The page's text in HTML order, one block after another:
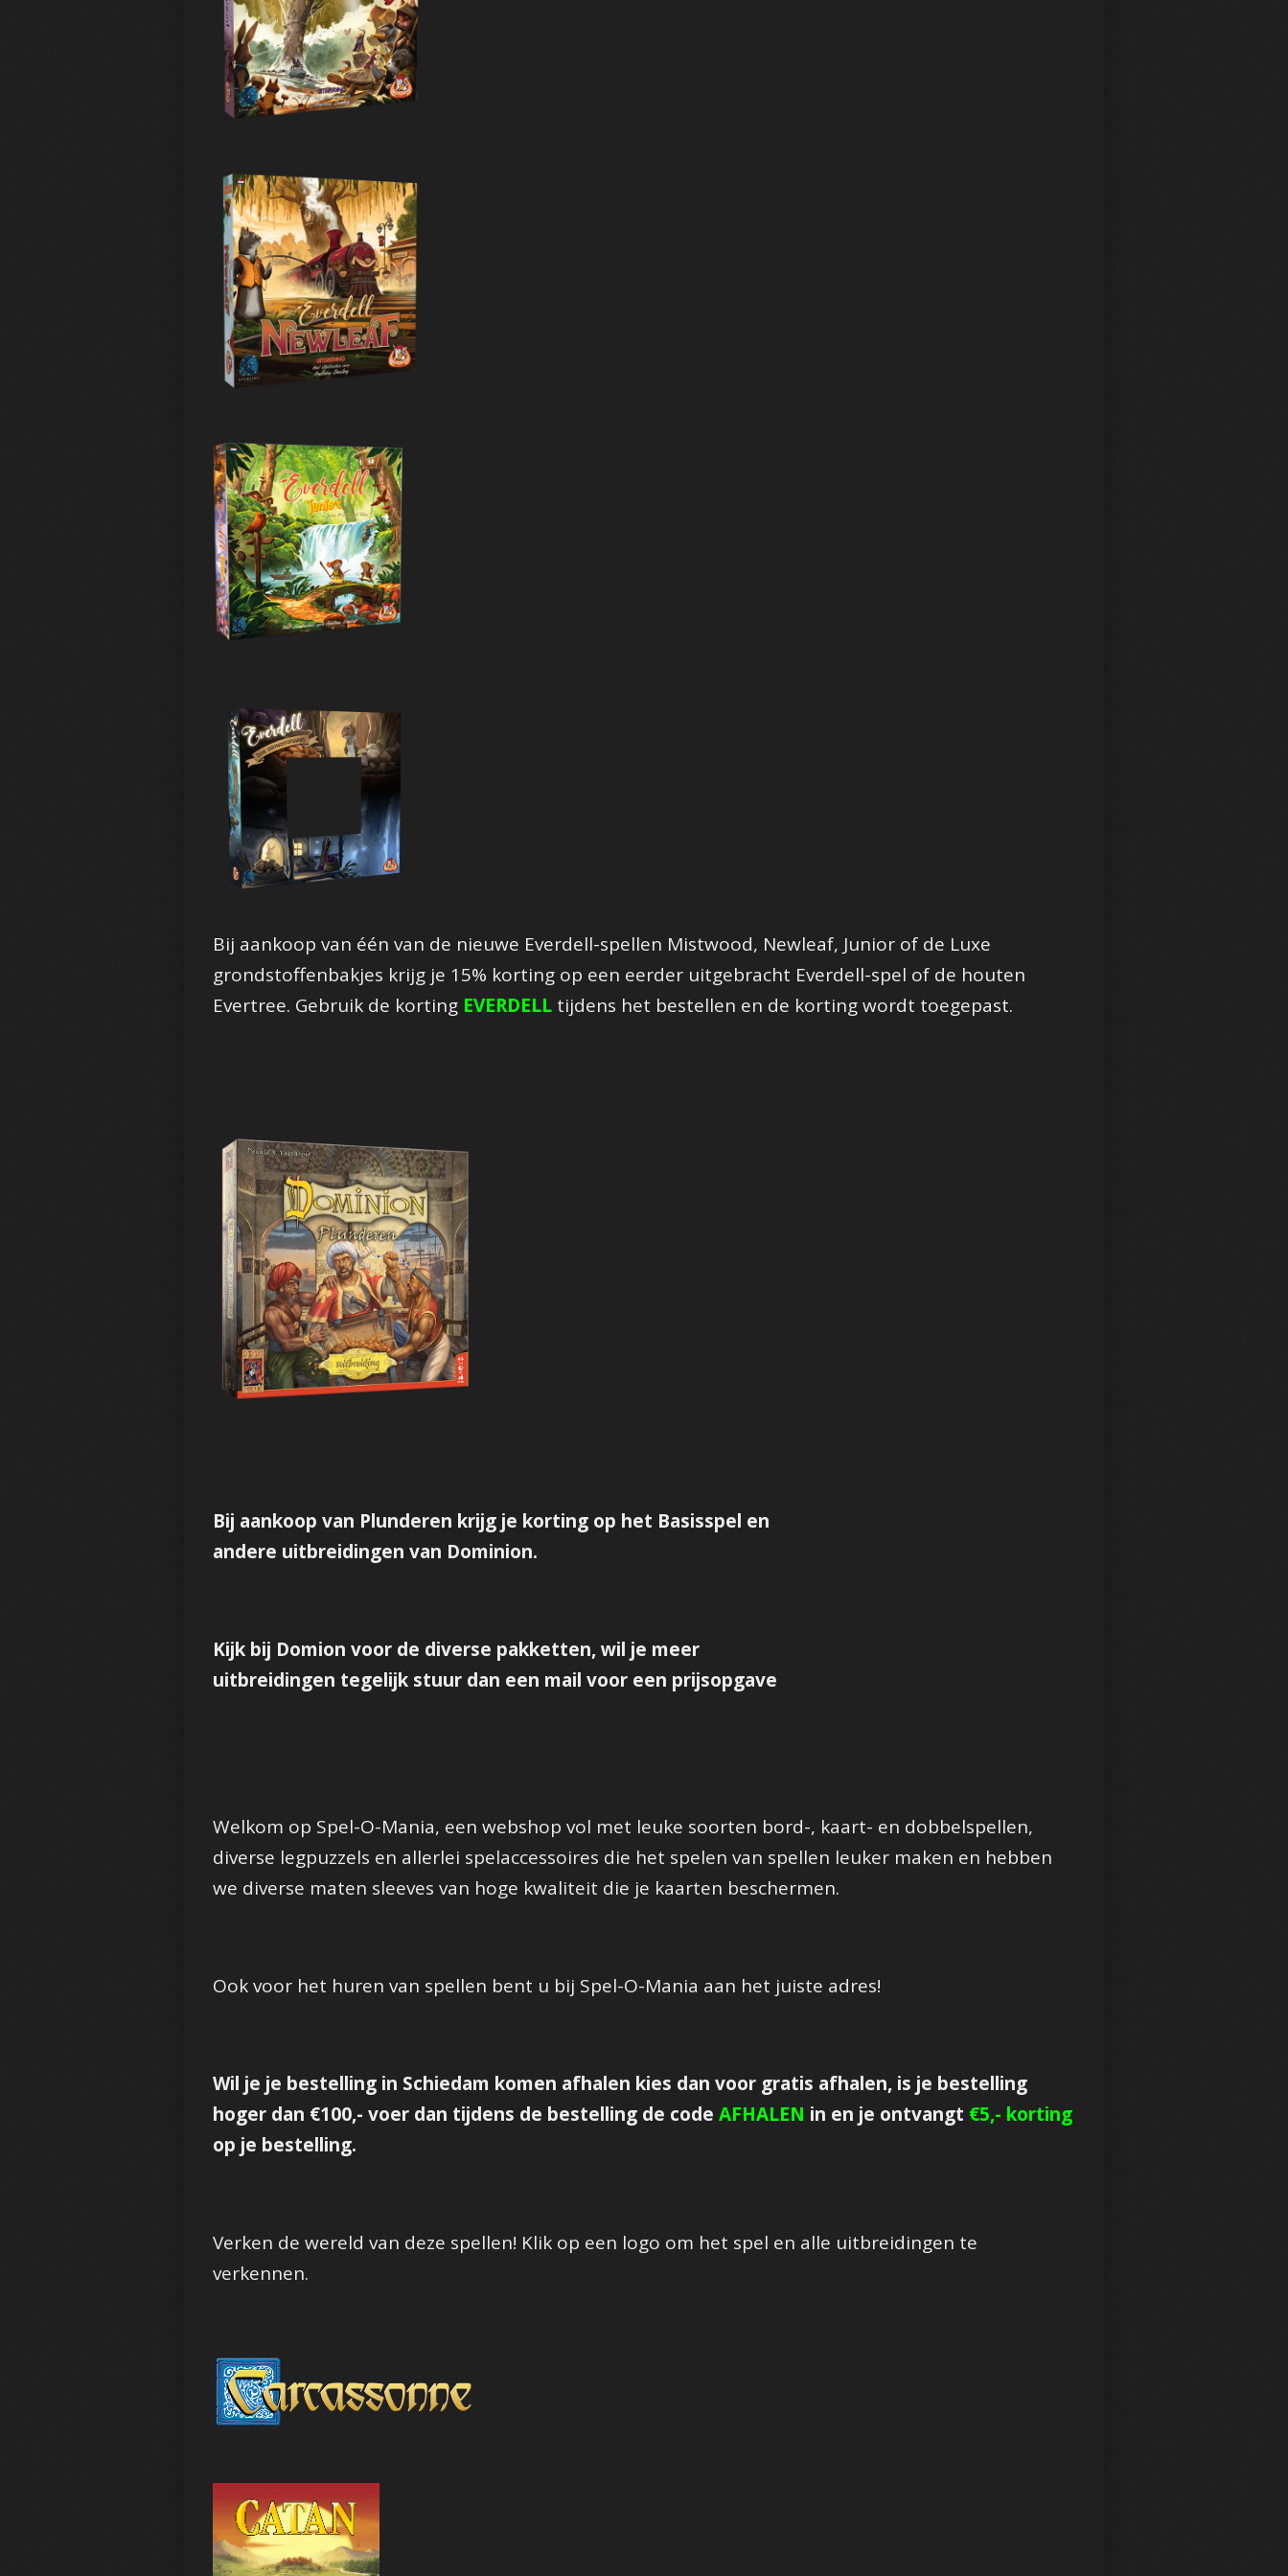
Bij aankoop van één van de nieuwe Everdell-spellen Mistwood, Newleaf, Junior of de Luxe
grondstoffenbakjes krijg je 15% korting op een eerder uitgebracht Everdell-spel of de houten
Evertree. Gebruik de korting EVERDELL tijdens het bestellen en de korting wordt toegepast.
Bij aankoop van Plunderen krijg je korting op het Basisspel en
andere uitbreidingen van Dominion.
Kijk bij Domion voor de diverse pakketten, wil je meer
uitbreidingen tegelijk stuur dan een mail voor een prijsopgave
Welkom op Spel-O-Mania, een webshop vol met leuke soorten bord-, kaart- en dobbelspellen,
diverse legpuzzels en allerlei spelaccessoires die het spelen van spellen leuker maken en hebben
we diverse maten sleeves van hoge kwaliteit die je kaarten beschermen.
Ook voor het huren van spellen bent u bij Spel-O-Mania aan het juiste adres!
Wil je je bestelling in Schiedam komen afhalen kies dan voor gratis afhalen, is je bestelling
hoger dan €100,- voer dan tijdens de bestelling de code AFHALEN in en je ontvangt €5,- korting
op je bestelling.
Verken de wereld van deze spellen! Klik op een logo om het spel en alle uitbreidingen te
verkennen.